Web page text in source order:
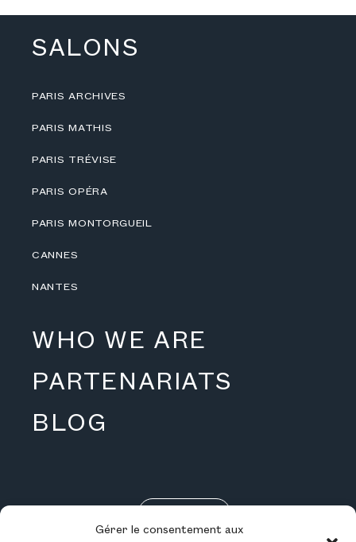
Gérer le consentement aux
SALONS
PARIS ARCHIVES
PARIS MATHIS
PARIS TRÉVISE
PARIS OPÉRA
PARIS MONTORGUEIL
CANNES
NANTES
WHO WE ARE
PARTENARIATS
BLOG